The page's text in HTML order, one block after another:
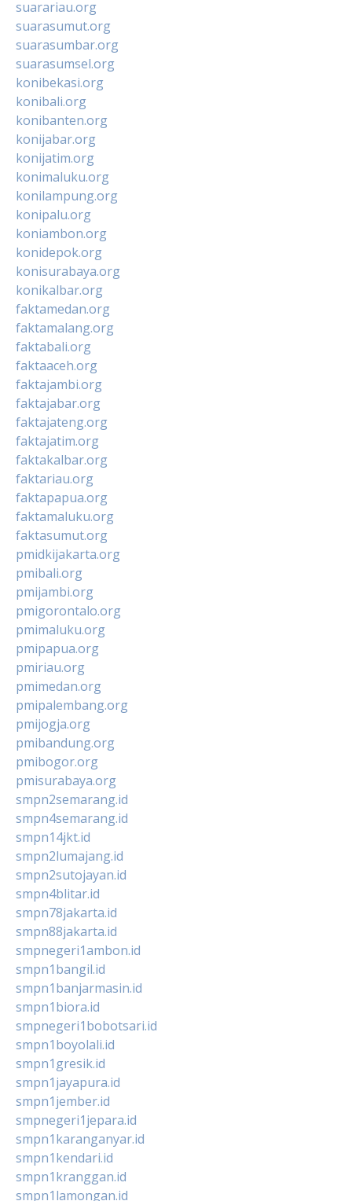
suarariau.org
suarasumut.org
suarasumbar.org
suarasumsel.org
konibekasi.org
konibali.org
konibanten.org
konijabar.org
konijatim.org
konimaluku.org
konilampung.org
konipalu.org
koniambon.org
konidepok.org
konisurabaya.org
konikalbar.org
faktamedan.org
faktamalang.org
faktabali.org
faktaaceh.org
faktajambi.org
faktajabar.org
faktajateng.org
faktajatim.org
faktakalbar.org
faktariau.org
faktapapua.org
faktamaluku.org
faktasumut.org
pmidkijakarta.org
pmibali.org
pmijambi.org
pmigorontalo.org
pmimaluku.org
pmipapua.org
pmiriau.org
pmimedan.org
pmipalembang.org
pmijogja.org
pmibandung.org
pmibogor.org
pmisurabaya.org
smpn2semarang.id
smpn4semarang.id
smpn14jkt.id
smpn2lumajang.id
smpn2sutojayan.id
smpn4blitar.id
smpn78jakarta.id
smpn88jakarta.id
smpnegeri1ambon.id
smpn1bangil.id
smpn1banjarmasin.id
smpn1biora.id
smpnegeri1bobotsari.id
smpn1boyolali.id
smpn1gresik.id
smpn1jayapura.id
smpn1jember.id
smpnegeri1jepara.id
smpn1karanganyar.id
smpn1kendari.id
smpn1kranggan.id
smpn1lamongan.id